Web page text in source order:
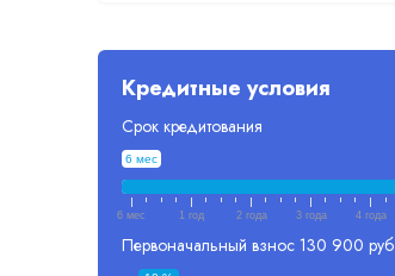
Кредитные условия
Срок кредитования
6 мес
6 мес 1 год 2 года 3 года 4 года
Первоначальный взнос 130 900 руб